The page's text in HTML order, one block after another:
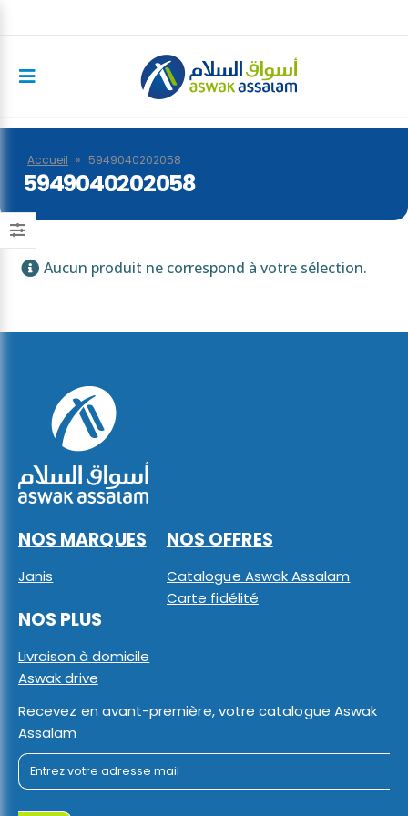
Accueil » 5949040202058
5949040202058
Aucun produit ne correspond à votre sélection.
NOS MARQUES
Janis
NOS OFFRES
Catalogue Aswak Assalam
Carte fidélité
NOS PLUS
Livraison à domicile
Aswak drive
Recevez en avant-première, votre catalogue Aswak
Assalam